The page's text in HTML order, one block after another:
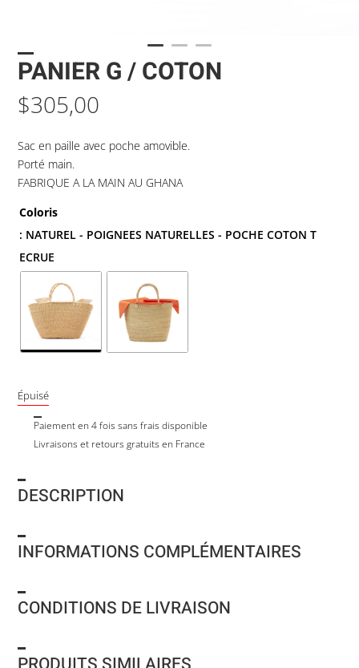
PANIER G / COTON
$305,00
Sac en paille avec poche amovible.
Porté main.
FABRIQUE A LA MAIN AU GHANA
Coloris
: NATUREL - POIGNEES NATURELLES - POCHE COTON T
ECRUE
Épuisé
Paiement en 4 fois sans frais disponible
Livraisons et retours gratuits en France
DESCRIPTION
INFORMATIONS COMPLÉMENTAIRES
CONDITIONS DE LIVRAISON